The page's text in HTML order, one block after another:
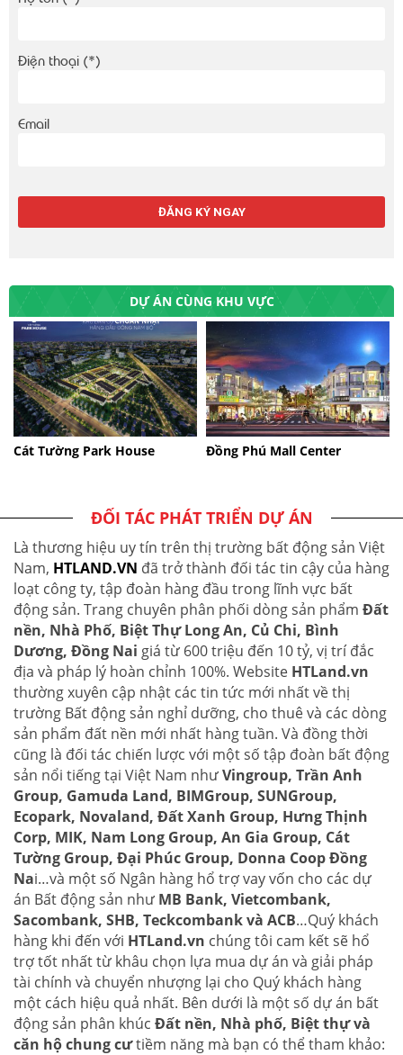
Điện thoại (*)
Email
DỰ ÁN CÙNG KHU VỰC
Cát Tường Park House Đồng Phú Mall Center
ĐỐI TÁC PHÁT TRIỂN DỰ ÁN
Là thương hiệu uy tín trên thị trường bất động sản Việt
Nam, HTLAND.VN đã trở thành đối tác tin cậy của hàng
loạt công ty, tập đoàn hàng đầu trong lĩnh vực bất
động sản. Trang chuyên phân phối dòng sản phẩm Đất
nền, Nhà Phố, Biệt Thự Long An, Củ Chi, Bình
Dương, Đồng Nai giá từ 600 triệu đến 10 tỷ, vị trí đắc
địa và pháp lý hoàn chỉnh 100%. Website HTLand.vn
thường xuyên cập nhật các tin tức mới nhất về thị
trường Bất động sản nghỉ dưỡng, cho thuê và các dòng
sản phẩm đất nền mới nhất hàng tuần. Và đồng thời
cũng là đối tác chiến lược với một số tập đoàn bất động
sản nổi tiếng tại Việt Nam nhưVingroup, Trần Anh
Group, Gamuda Land, BIMGroup, SUNGroup,
Ecopark, Novaland, Đất Xanh Group, Hưng Thịnh
Corp, MIK, Nam Long Group, An Gia Group, Cát
Tường Group, Đại Phúc Group, Donna Coop Đồng
Nai…và một số Ngân hàng hổ trợ vay vốn cho các dự
án Bất động sản như MB Bank, Vietcombank,
Sacombank, SHB, Teckcombank và ACB…Quý khách
hàng khi đến với HTLand.vn chúng tôi cam kết sẽ hổ
trợ tốt nhất từ khâu chọn lựa mua dự án và giải pháp
tài chính và chuyển nhượng lại cho Quý khách hàng
một cách hiệu quả nhất. Bên dưới là một số dự án bất
động sản phân khúc Đất nền, Nhà phố, Biệt thự và
căn hộ chung cưtiềm năng mà bạn có thể tham khảo: